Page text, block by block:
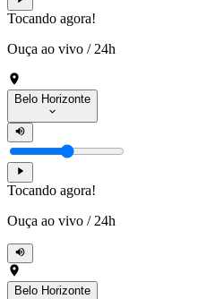
Tocando agora!
Ouça ao vivo / 24h
Belo Horizonte
Tocando agora!
Ouça ao vivo / 24h
Belo Horizonte